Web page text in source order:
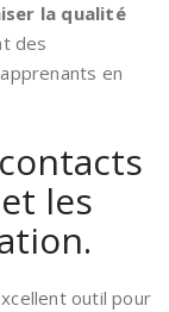
la qualité
des
en
les
outil pour